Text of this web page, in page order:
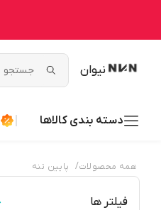
نیوان
دسته بندی کالاها
همه محصولات/ پایین تنه
فیلتر ها